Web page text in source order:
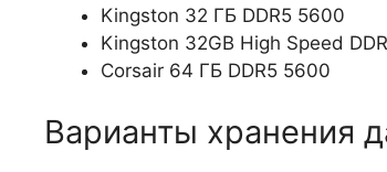
Kingston 32 ГБ DDR5 5600
Kingston 32GB High Speed
Corsair 64 ГБ DDR5 5600
Варианты хранения